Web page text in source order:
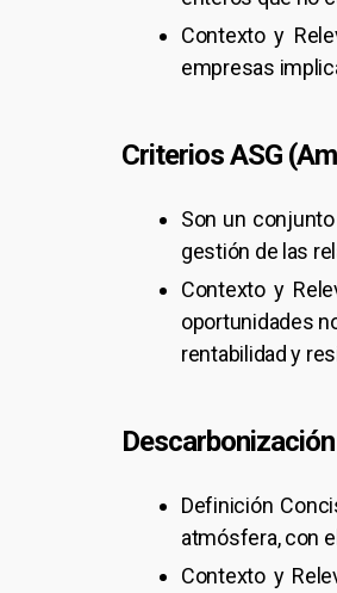
Contexto y
empresas
Criterios ASG
Son un
gestión de las
Contexto y
oportunidades
rentabilidad y
Definición
atmósfera, con
Contexto y